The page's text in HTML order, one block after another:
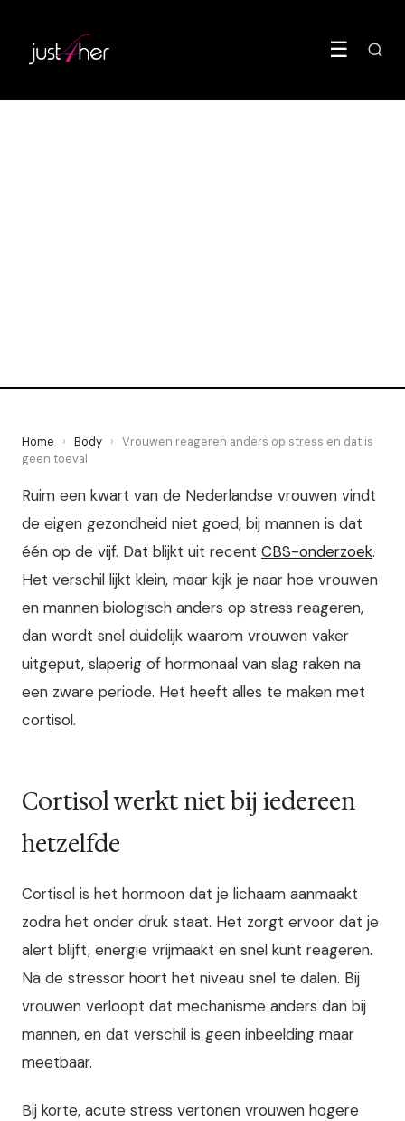
☰
Home › Body › Vrouwen reageren anders op stress en dat is
geen toeval
Ruim een kwart van de Nederlandse vrouwen vindt
de eigen gezondheid niet goed, bij mannen is dat
één op de vijf. Dat blijkt uit recent CBS-onderzoek.
Het verschil lijkt klein, maar kijk je naar hoe vrouwen
en mannen biologisch anders op stress reageren,
dan wordt snel duidelijk waarom vrouwen vaker
uitgeput, slaperig of hormonaal van slag raken na
een zware periode. Het heeft alles te maken met
cortisol.
Cortisol werkt niet bij iedereen
hetzelfde
Cortisol is het hormoon dat je lichaam aanmaakt
zodra het onder druk staat. Het zorgt ervoor dat je
alert blijft, energie vrijmaakt en snel kunt reageren.
Na de stressor hoort het niveau snel te dalen. Bij
vrouwen verloopt dat mechanisme anders dan bij
mannen, en dat verschil is geen inbeelding maar
meetbaar.
Bij korte, acute stress vertonen vrouwen hogere